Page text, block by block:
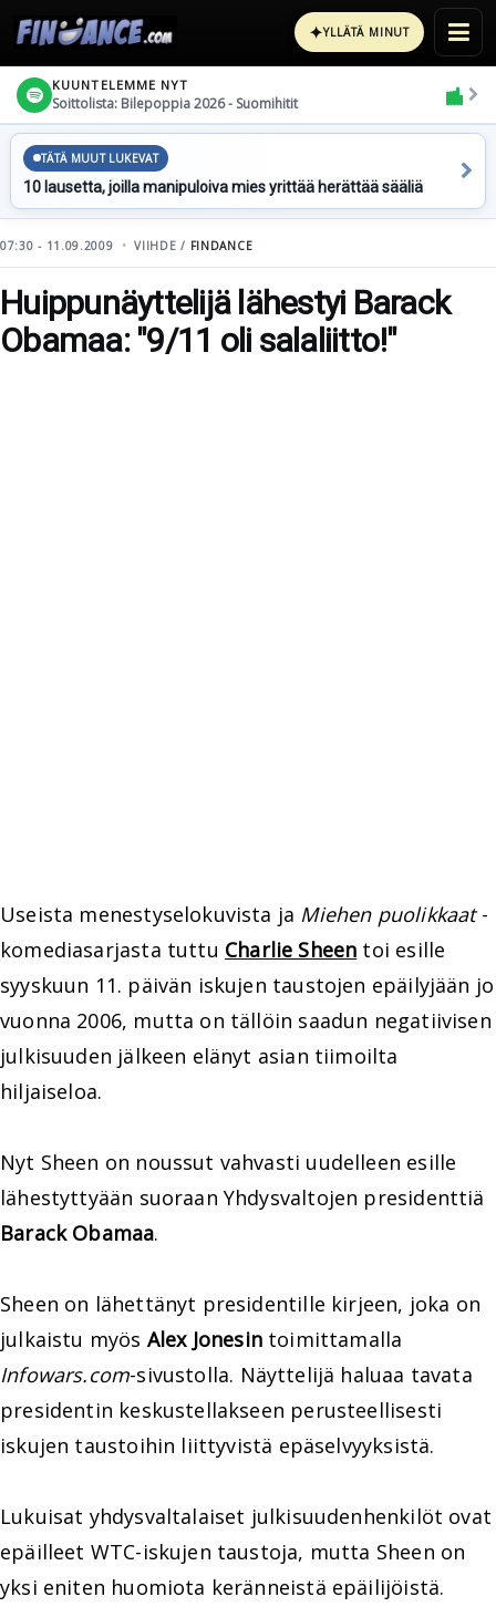
✦YLLÄTÄ MINUT
KUUNTELEMME NYT
Soittolista: Bilepoppia 2026 - Suomihitit
TÄTÄ MUUT LUKEVAT
10 lausetta, joilla manipuloiva mies yrittää herättää sääliä
07:30 - 11.09.2009 VIIHDE / FINDANCE
Huippunäyttelijä lähestyi Barack
Obamaa: "9/11 oli salaliitto!"
Useista menestyselokuvista ja Miehen puolikkaat-
komediasarjasta tuttu Charlie Sheen toi esille
syyskuun 11. päivän iskujen taustojen epäilyjään jo
vuonna 2006, mutta on tällöin saadun negatiivisen
julkisuuden jälkeen elänyt asian tiimoilta
hiljaiseloa.
Nyt Sheen on noussut vahvasti uudelleen esille
lähestyttyään suoraan Yhdysvaltojen presidenttiä
Barack Obamaa.
Sheen on lähettänyt presidentille kirjeen, joka on
julkaistu myös Alex Jonesintoimittamalla
Infowars.com-sivustolla. Näyttelijä haluaa tavata
presidentin keskustellakseen perusteellisesti
iskujen taustoihin liittyvistä epäselvyyksistä.
Lukuisat yhdysvaltalaiset julkisuudenhenkilöt ovat
epäilleet WTC-iskujen taustoja, mutta Sheen on
yksi eniten huomiota keränneistä epäilijöistä.